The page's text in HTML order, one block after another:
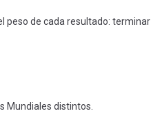
peso de cada resultado: terminar
Mundiales distintos.